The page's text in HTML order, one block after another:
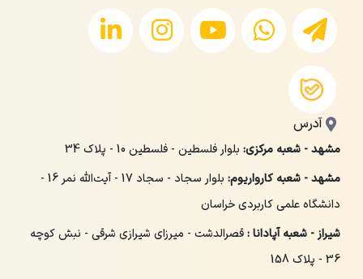
آدرس
مشهد - شعبه مرکزی: بلوار فلسطین - فلسطین 10 - پلاک 34
مشهد - شعبه کارواریوم:
بلوار سجاد - سجاد 17 - آیت‌الله نمر 16 -
دانشگاه علمی کاربردی خراسان
شیراز - شعبه آپادانا :قصرالدشت - میرزای شیرازی شرقی - نبش کوچه
36 - پلاک 158